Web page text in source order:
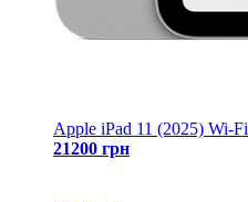
Apple iPad 11 (2025) Wi-Fi
21200 грн